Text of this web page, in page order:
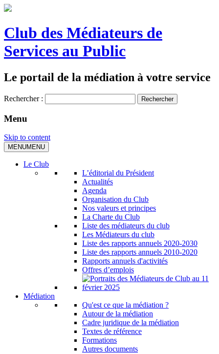
Club des Médiateurs de
Services au Public
Le portail de la médiation à votre service
Rechercher :
Menu
Skip to content
MENUMENU
Le Club
L’éditorial du Président
Actualités
Agenda
Organisation du Club
Nos valeurs et principes
La Charte du Club
Liste des médiateurs du club
Les Médiateurs du club
Liste des rapports annuels 2020-2030
Liste des rapports annuels 2010-2020
Rapports annuels d'activités
Offres d’emplois
Médiation
Qu'est ce que la médiation ?
Autour de la médiation
Cadre juridique de la médiation
Textes de référence
Formations
Autres documents